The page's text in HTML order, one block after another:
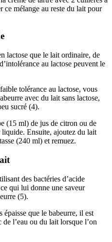
mélange au reste du lait pour
lactose que le lait ordinaire, de
au lactose peuvent le
tolérance au lactose, vous
avec du lait sans lactose,
sucré (4).
(15 ml) de jus de citron ou de
liquide. Ensuite, ajoutez du lait
(240 ml) et remuez.
des bactéries d’acide
qui lui donne une saveur
(5).
épaisse que le babeurre, il est
l’eau ou du lait lorsque l’on